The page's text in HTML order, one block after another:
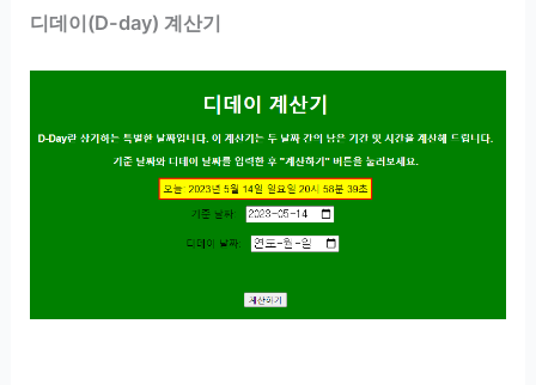
디데이(D-day) 계산기